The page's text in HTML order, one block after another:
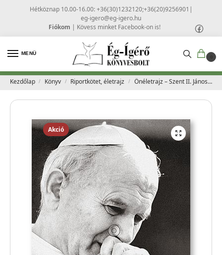
Hétköznap 10.00-16.00: +36(30)1232120;+36(20)9256901 |
eg-igero@eg-igero.hu
Fiókom | Kövess minket Facebook-on is!
MENÜ
0
Kezdőlap / Könyv / Riportkötet, életrajz / Önéletrajz – Szent II. János Pál pápa
Akció